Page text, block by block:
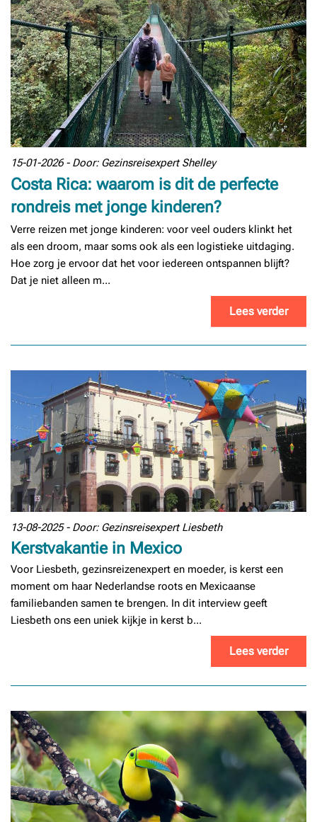
15-01-2026 - Door: Gezinsreisexpert Shelley
Costa Rica: waarom is dit de perfecte
rondreis met jonge kinderen?
Verre reizen met jonge kinderen: voor veel ouders klinkt het
als een droom, maar soms ook als een logistieke uitdaging.
Hoe zorg je ervoor dat het voor iedereen ontspannen blijft?
Dat je niet alleen m...
Lees verder
13-08-2025 - Door: Gezinsreisexpert Liesbeth
Kerstvakantie in Mexico
Voor Liesbeth, gezinsreizenexpert en moeder, is kerst een
moment om haar Nederlandse roots en Mexicaanse
familiebanden samen te brengen. In dit interview geeft
Liesbeth ons een uniek kijkje in kerst b...
Lees verder